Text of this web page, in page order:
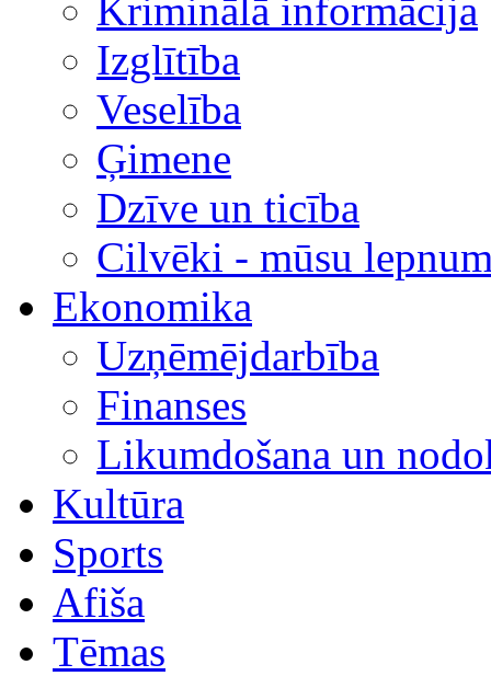
Kriminālā informācija
Izglītība
Veselība
Ģimene
Dzīve un ticība
Cilvēki - mūsu
Ekonomika
Uzņēmējdarbība
Finanses
Likumdošana un
Kultūra
Sports
Afiša
Tēmas